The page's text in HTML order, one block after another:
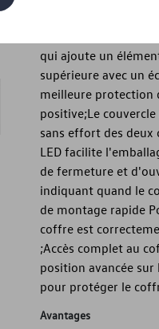
Un design élégant
qui ajoute un
supérieure avec un
meilleure protection
positive;Le
sans effort des deux
LED facilite
de fermeture et
indiquant quand le
de montage rapide
coffre est
;Accès complet au
position avancée
pour protéger le
Avantages